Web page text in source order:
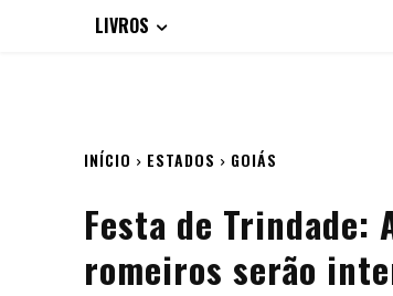
LIVROS
INÍCIO ESTADOS GOIÁS
Festa de Trindade:
romeiros serão